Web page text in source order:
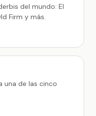
del mundo: El
Firm y más.
una de las cinco